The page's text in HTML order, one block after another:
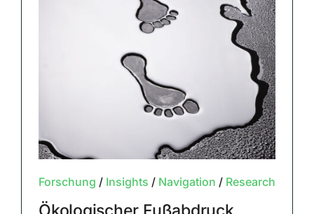
Forschung / Insights / Navigation / Research